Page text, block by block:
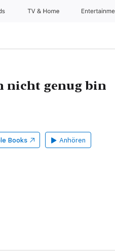
TV & Home
nicht genug bin
Books Anhören